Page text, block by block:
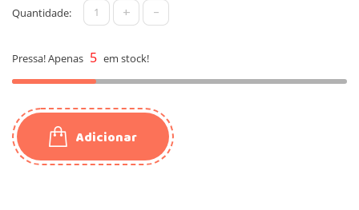
Quantidade: + -
Pressa! Apenas 5 em stock!
Adicionar